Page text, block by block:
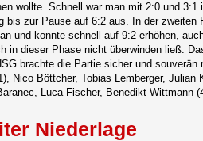
wollte. Schnell war man mit 2:0 und 3:1
bis zur Pause auf 6:2 aus. In der zweiten
und konnte schnell auf 9:2 erhöhen,
in dieser Phase nicht überwinden ließ.
brachte die Partie sicher und souverän
Nico Böttcher, Tobias Lemberger, Julian
Luca Fischer, Benedikt Wittmann
Niederlage